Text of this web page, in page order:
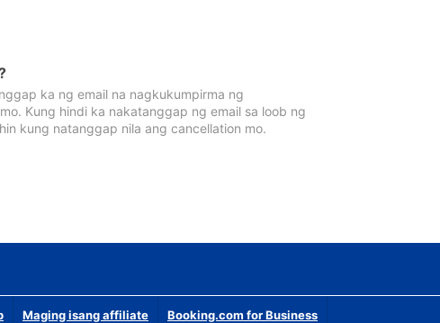
ka ng email na nagkukumpirma ng
Kung hindi ka nakatanggap ng email sa loob ng
kung natanggap nila ang cancellation mo.
Maging isang affiliate Booking.com for Business